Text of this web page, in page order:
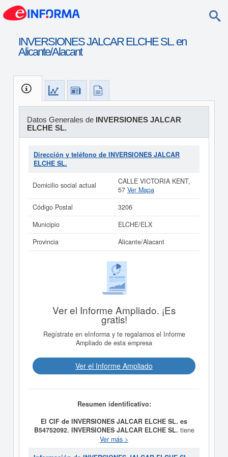
INVERSIONES JALCAR ELCHE SL. en
Alicante/Alacant
Datos Generales de INVERSIONES JALCAR
ELCHE SL.
Dirección y teléfono de INVERSIONES JALCAR
ELCHE SL.
Domicilio social actual
CALLE VICTORIA KENT,
57 Ver Mapa
Código Postal
3206
Municipio
ELCHE/ELX
Provincia
Alicante/Alacant
Ver el Informe Ampliado. ¡Es
gratis!
Regístrate en eInforma y te regalamos el Informe
Ampliado de esta empresa
Ver el Informe Ampliado
Resumen identificativo:
El CIF de INVERSIONES JALCAR ELCHE SL. es
B54752092. INVERSIONES JALCAR ELCHE SL. tiene
como fecha de creación el día 11/12/2013 y su meta es
La compraventa de inmuebles. Alquiler por cuenta
Ver más >